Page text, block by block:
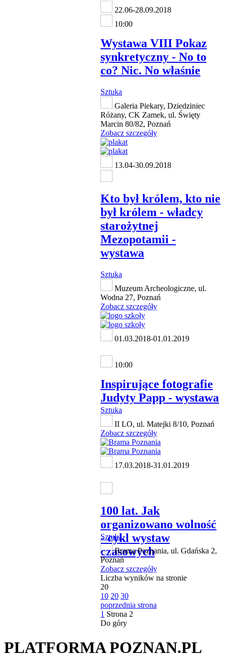
22.06-28.09.2018
10:00
Wystawa VIII Pokaz
synkretyczny - No to
co? Nic. No właśnie
Sztuka
Galeria Piekary, Dziedziniec
Różany, CK Zamek, ul. Święty
Marcin 80/82, Poznań
Zobacz szczegóły
13.04-30.09.2018
Kto był królem, kto nie
był królem - władcy
starożytnej
Mezopotamii -
wystawa
Sztuka
Muzeum Archeologiczne, ul.
Wodna 27, Poznań
Zobacz szczegóły
01.03.2018-01.01.2019
10:00
Inspirujące fotografie
Judyty Papp - wystawa
Sztuka
II LO, ul. Matejki 8/10, Poznań
Zobacz szczegóły
17.03.2018-31.01.2019
100 lat. Jak
organizowano wolność
- cykl wystaw
czasowych
Sztuka
Brama Poznania, ul. Gdańska 2,
Poznań
Zobacz szczegóły
Liczba wyników na stronie
20
10 20 30
poprzednia strona
1 Strona 2
Do góry
PLATFORMA POZNAN.PL